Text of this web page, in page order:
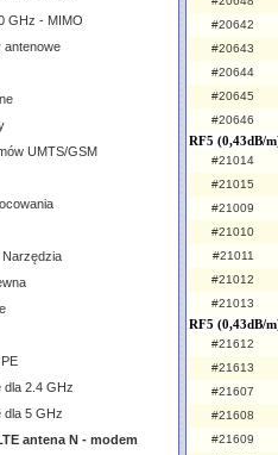
GHz - MIMO
antenowe
UMTS/GSM
dla 2.4 GHz
dla 5 GHz
antena N - modem
#20642
#20643
#20644
#20645
#20646
RF5 (0,43dB/
#21014
#21015
#21009
#21010
#21011
#21012
#21013
RF5 (0,43dB/
#21612
#21613
#21607
#21608
#21609